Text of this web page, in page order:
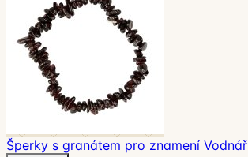
Šperky s granátem pro znamení Vodnář